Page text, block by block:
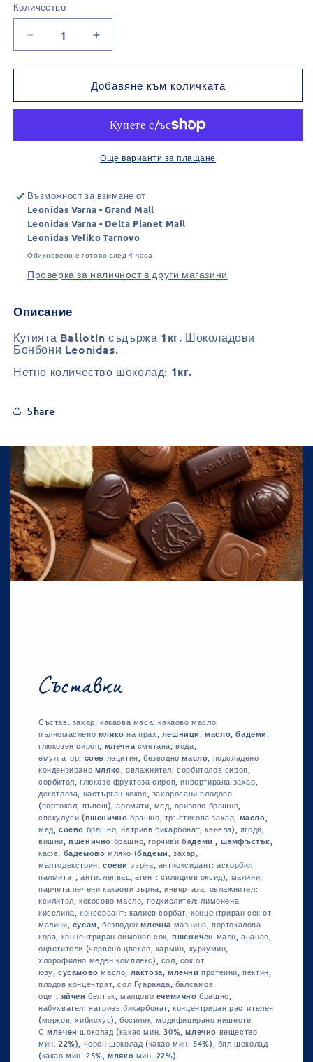
Количество
Количество
Намаляване
на
количеството
Кутия
-
Увеличаване
на
количеството
за
Кутия
(1кг.)
-
Асортимент
Добавяне към количката
Още варианти за плащане
Възможност за взимане от
Leonidas Varna - Grand Mall
Leonidas Varna - Delta Planet Mall
Leonidas Veliko Tarnovo
Обикновено е готово след 4 часа
Проверка за наличност в други магазини
Описание
Кутията Ballotin съдържа 1кг. Шоколадови
Бонбони Leonidas.
Нетно количество шоколад: 1кг.
Share
Съставки
Състав: захар, какаова маса, какаово масло,
пълномаслено мляко на прах, лешници,масло,бадеми,
глюкозен сироп, млечнасметана, вода,
емулгатор: соев лецитин, безводномасло, подсладено
кондензирано мляко, овлажнител: сорбитолов сироп,
сорбитол, глюкозо-фруктоза сироп, инвертирана захар,
декстроза, настърган кокос, захаросани плодове
(портокал, пъпеш), аромати, мед, оризово брашно,
спекулуси (пшенично брашно, тръстикова захар, масло,
мед, соево брашно, натриев бикарбонат, канела), ягоди,
вишни,пшенично брашно, горчивибадеми , шамфъстък,
кафе, бадемово мляко (бадеми, захар,
малтодекстрин, соеви зърна, антиоксидант: аскорбил
палмитат, антислепващ агент: силициев оксид), малини,
парчета печени какаови зърна, инвертаза, овлажнител:
ксилитол, кокосово масло, подкислител: лимонена
киселина, консервант: калиев сорбат, концентриран сок от
малини, сусам, безводенмлечна мазнина, портокалова
кора, концентриран лимонов сок,пшеничен малц, ананас,
оцветители (червено цвекло, кармин, куркумин,
хлорофилно меден комплекс), сол, сок от
юзу, сусамово масло, лактоза,млечни протеини, пектин,
плодов концентрат, сол Гуаранда, балсамов
оцет, яйчен белтък, малцово ечемично брашно,
набухвател: натриев бикарбонат, концентриран растителен
(морков, хибискус), босилек, модифицирано нишесте.
Смлечен шоколад (какао мин. 30%,млечно вещество
мин. 22%), черен шоколад (какао мин. 54%), бял шоколад
(какао мин. 25%,мляко мин. 22%).